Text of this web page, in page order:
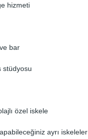
hizmeti
bar
stüdyosu
özel iskele
ayrı iskeleler